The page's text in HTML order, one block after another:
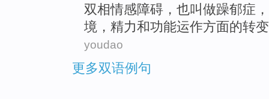
双相情感障碍 ， 也叫做躁郁症，
境 ， 精力和功能运作方面的转变
youdao
更多双语例句